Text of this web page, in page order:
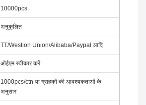
10000pcs
अनुकूलित
TT/Westion Union/Alibaba/Paypal आदि
ओईएम स्वीकार करें
1000pcs/ctn या ग्राहकों की आवश्यकताओं के
अनुसार